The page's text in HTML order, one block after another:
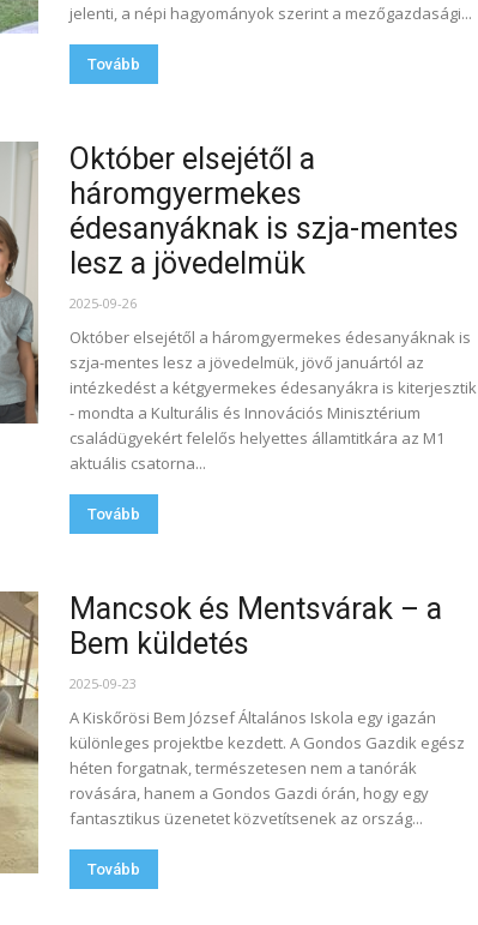
jelenti, a népi hagyományok szerint a mezőgazdasági...
Tovább
Október elsejétől a
háromgyermekes
édesanyáknak is szja-mentes
lesz a jövedelmük
2025-09-26
Október elsejétől a háromgyermekes édesanyáknak is
szja-mentes lesz a jövedelmük, jövő januártól az
intézkedést a kétgyermekes édesanyákra is kiterjesztik
- mondta a Kulturális és Innovációs Minisztérium
családügyekért felelős helyettes államtitkára az M1
aktuális csatorna...
Tovább
Mancsok és Mentsvárak – a
Bem küldetés
2025-09-23
A Kiskőrösi Bem József Általános Iskola egy igazán
különleges projektbe kezdett. A Gondos Gazdik egész
héten forgatnak, természetesen nem a tanórák
rovására, hanem a Gondos Gazdi órán, hogy egy
fantasztikus üzenetet közvetítsenek az ország...
Tovább